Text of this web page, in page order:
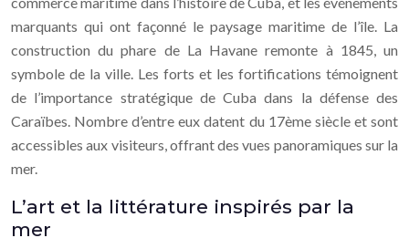
marquants qui ont façonné le paysage maritime de l’île. La
construction du phare de La Havane remonte à 1845, un
symbole de la ville. Les forts et les fortifications témoignent
de l’importance stratégique de Cuba dans la défense des
Caraïbes. Nombre d’entre eux datent du 17ème siècle et sont
accessibles aux visiteurs, offrant des vues panoramiques sur la
mer.
L’art et la littérature inspirés par la
mer